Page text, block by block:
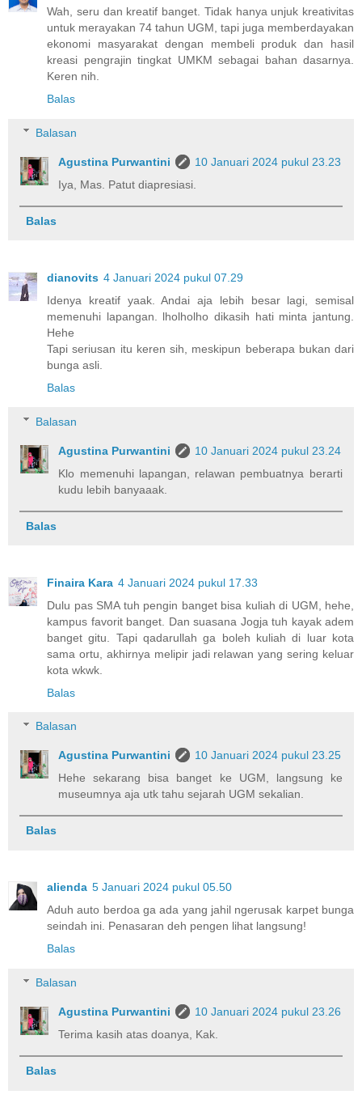
Wah, seru dan kreatif banget. Tidak hanya unjuk kreativitas
untuk merayakan 74 tahun UGM, tapi juga memberdayakan
ekonomi masyarakat dengan membeli produk dan hasil
kreasi pengrajin tingkat UMKM sebagai bahan dasarnya.
Keren nih.
Balas
Balasan
Agustina Purwantini
10 Januari 2024 pukul 23.23
Iya, Mas. Patut diapresiasi.
Balas
dianovits 4 Januari 2024 pukul 07.29
Idenya kreatif yaak. Andai aja lebih besar lagi, semisal
memenuhi lapangan. lholholho dikasih hati minta jantung.
Hehe
Tapi seriusan itu keren sih, meskipun beberapa bukan dari
bunga asli.
Balas
Balasan
Agustina Purwantini
10 Januari 2024 pukul 23.24
Klo memenuhi lapangan, relawan pembuatnya berarti
kudu lebih banyaaak.
Balas
Finaira Kara 4 Januari 2024 pukul 17.33
Dulu pas SMA tuh pengin banget bisa kuliah di UGM, hehe,
kampus favorit banget. Dan suasana Jogja tuh kayak adem
banget gitu. Tapi qadarullah ga boleh kuliah di luar kota
sama ortu, akhirnya melipir jadi relawan yang sering keluar
kota wkwk.
Balas
Balasan
Agustina Purwantini
10 Januari 2024 pukul 23.25
Hehe sekarang bisa banget ke UGM, langsung ke
museumnya aja utk tahu sejarah UGM sekalian.
Balas
alienda 5 Januari 2024 pukul 05.50
Aduh auto berdoa ga ada yang jahil ngerusak karpet bunga
seindah ini. Penasaran deh pengen lihat langsung!
Balas
Balasan
Agustina Purwantini
10 Januari 2024 pukul 23.26
Terima kasih atas doanya, Kak.
Balas